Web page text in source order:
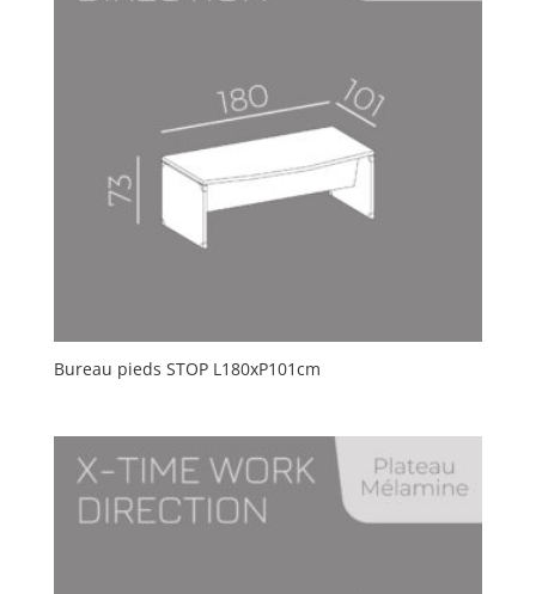
Bureau pieds STOP L180xP101cm